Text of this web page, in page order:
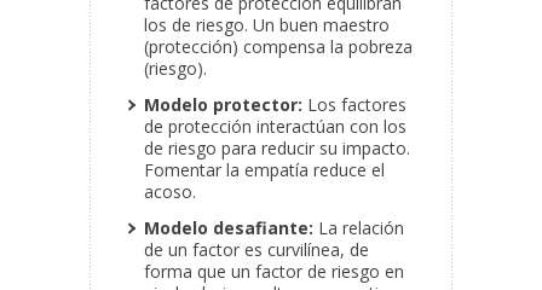
los de riesgo. Un buen maestro
(protección) compensa la pobreza
(riesgo).
Modelo protector: Los factores
de protección interactúan con los
de riesgo para reducir su impacto.
Fomentar la empatía reduce el
acoso.
Modelo desafiante: La relación
de un factor es curvilínea, de
forma que un factor de riesgo en